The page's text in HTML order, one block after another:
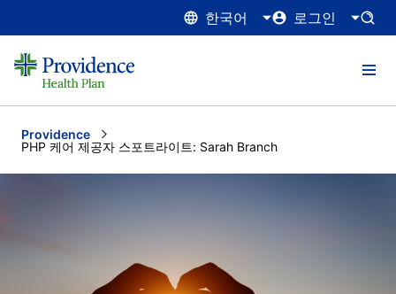
한국어 로그인
Providence
Current:
PHP 케어 제공자 스포트라이트: Sarah Branch